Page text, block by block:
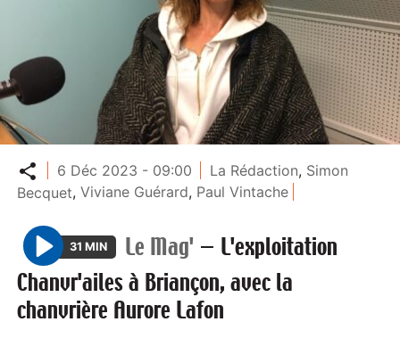
Partager
6 Déc 2023 - 09:00 La Rédaction, Simon
Becquet,Viviane Guérard, Paul Vintache
P
l
a
31 MIN Le Mag' — L'exploitation
Chanvr'ailes à Briançon, avec la
chanvrière Aurore Lafon